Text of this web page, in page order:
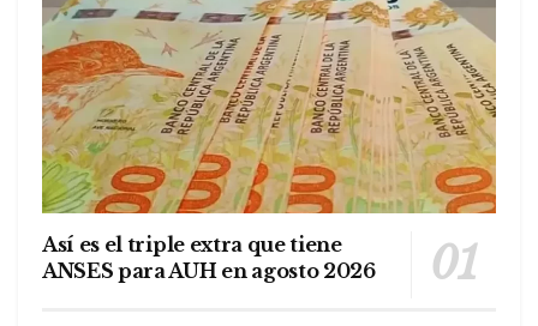
Así es el triple extra que tiene
ANSES para AUH en agosto 2026